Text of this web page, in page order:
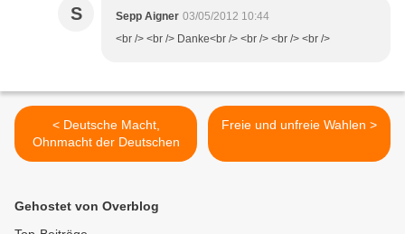
S Sepp Aigner 03/05/2012 10:44
<br /> <br /> Danke<br /> <br /> <br /> <br />
< Deutsche Macht,
Ohnmacht der Deutschen
Freie und unfreie Wahlen >
Gehostet von Overblog